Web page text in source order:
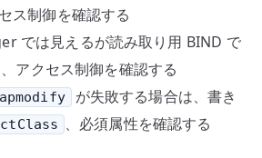
ス制御を確認する
では見えるが読み取り用 BIND で
アクセス制御を確認する
が失敗する場合は、書き
、必須属性を確認する